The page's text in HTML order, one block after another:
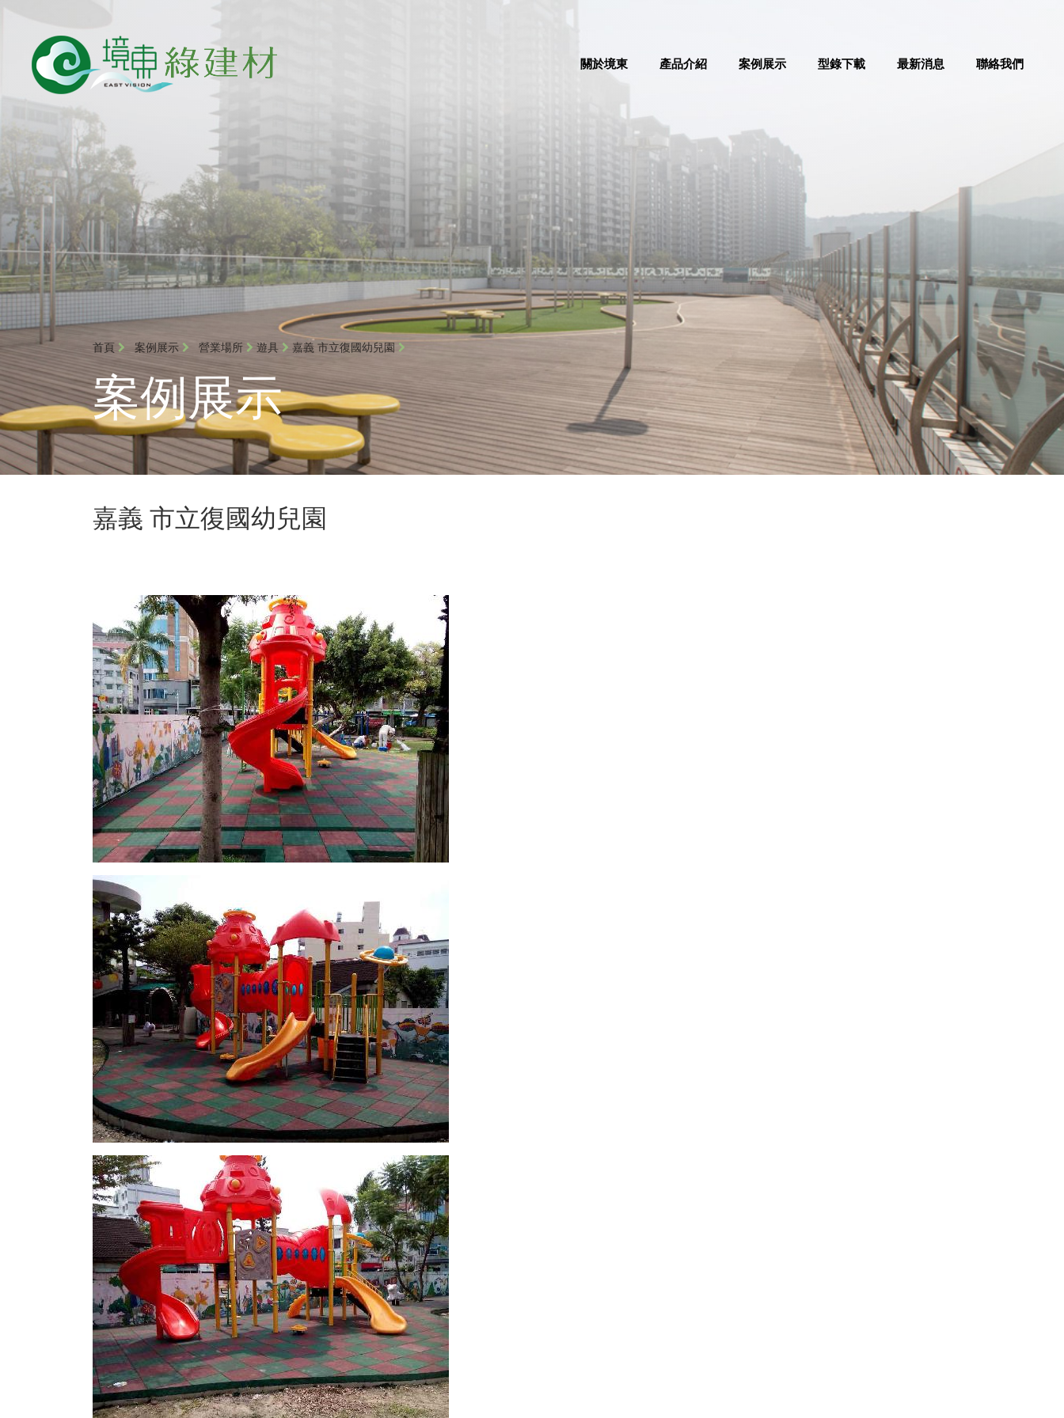
關於境東 產品介紹 案例展示 型錄下載 最新消息 聯絡我們
首頁 案例展示 營業場所 遊具 嘉義 市立復國幼兒園
案例展示
嘉義 市立復國幼兒園